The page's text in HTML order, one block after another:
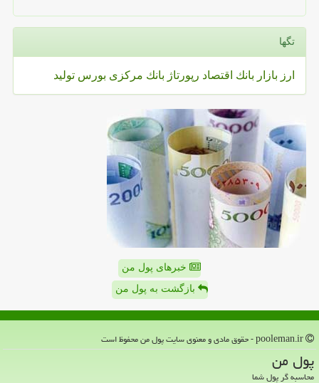
تگها
ارز بازار بانك اقتصاد رپورتاژ بانك مركزی بورس تولید
خبرهای پول من
بازگشت به پول من
پول من
محاسبه گر پول شما